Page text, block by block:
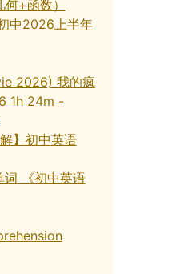
+函数）
中2026上半年
2026) 我的疯
1h 24m -
】初中英语
《初中英语